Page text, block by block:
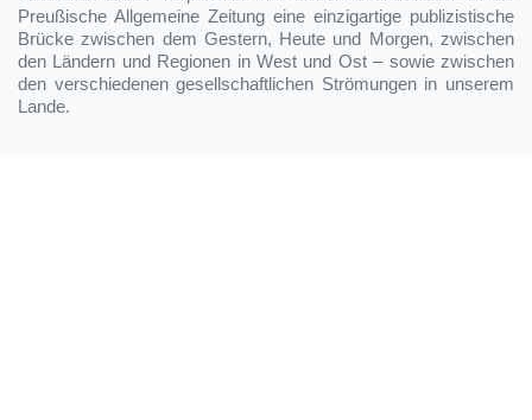
Preußische Allgemeine Zeitung eine einzigartige publizistische
Brücke zwischen dem Gestern, Heute und Morgen, zwischen
den Ländern und Regionen in West und Ost – sowie zwischen
den verschiedenen gesellschaftlichen Strömungen in unserem
Lande.